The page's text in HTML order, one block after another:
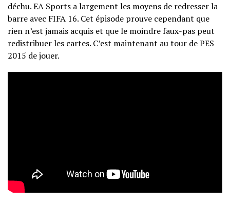
déchu. EA Sports a largement les moyens de redresser la
barre avec FIFA 16. Cet épisode prouve cependant que
rien n’est jamais acquis et que le moindre faux-pas peut
redistribuer les cartes. C’est maintenant au tour de PES
2015 de jouer.